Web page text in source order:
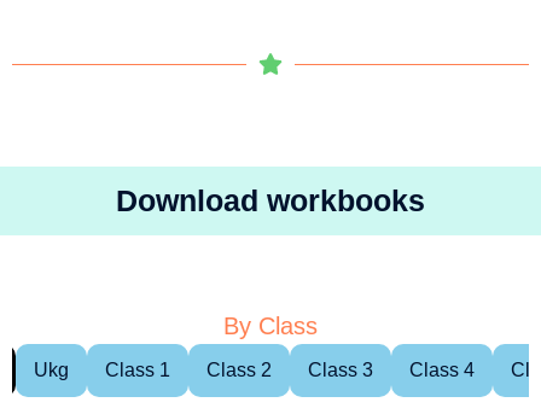
Download workbooks
By Class
Ukg Class 1 Class 2 Class 3 Class 4